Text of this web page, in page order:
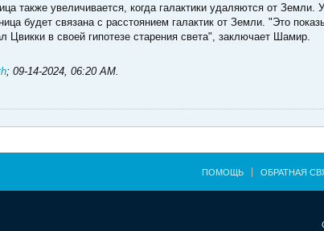
также увеличивается, когда галактики удаляются от
будет связана с расстоянием галактик от Земли. "Это
Цвикки в своей гипотезе старения света", заключает Шамир.
; 09-14-2024, 06:20 AM
ПОМОЩЬ ОБРАТНАЯ